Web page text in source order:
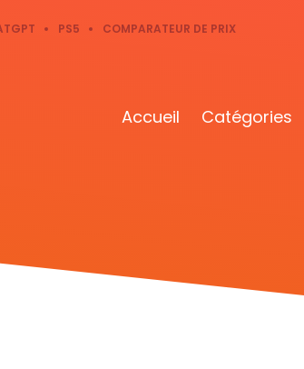
PS5 COMPARATEUR DE PRIX
Accueil Catégories